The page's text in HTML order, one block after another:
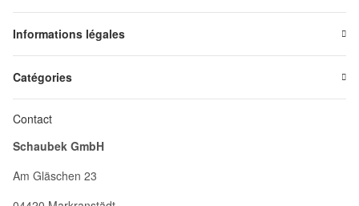
Informations légales
Catégories
Contact
Schaubek GmbH
Am Gläschen 23